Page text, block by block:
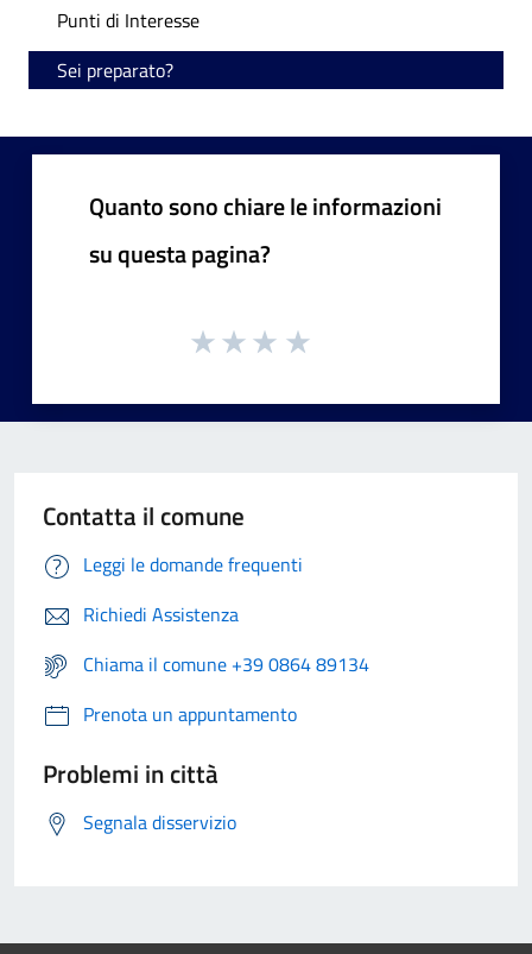
Punti di Interesse
Sei preparato?
Quanto sono chiare le informazioni
su questa pagina?
Contatta il comune
Leggi le domande frequenti
Richiedi Assistenza
Chiama il comune +39 0864 89134
Prenota un appuntamento
Problemi in città
Segnala disservizio